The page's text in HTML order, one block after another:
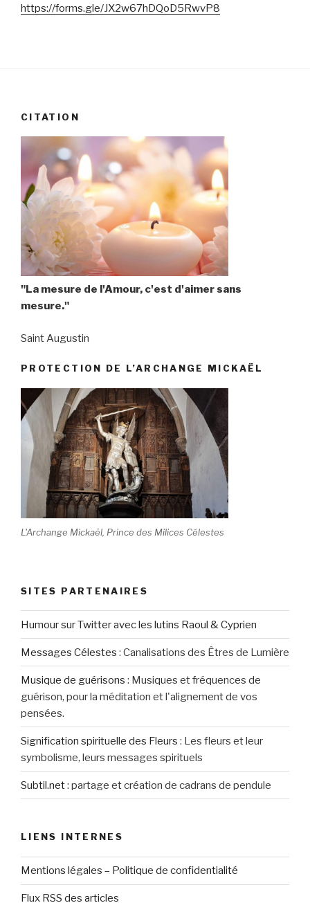
https://forms.gle/JX2w67hDQoD5RwvP8
CITATION
"La mesure de l'Amour, c'est d'aimer sans
mesure."
Saint Augustin
PROTECTION DE L’ARCHANGE MICKAËL
L'Archange Mickaël, Prince des Milices Célestes
SITES PARTENAIRES
Humour sur Twitter avec les lutins Raoul & Cyprien
Messages Célestes : Canalisations des Êtres de Lumière
Musique de guérisons : Musiques et fréquences de
guérison, pour la méditation et l'alignement de vos
pensées.
Signification spirituelle des Fleurs : Les fleurs et leur
symbolisme, leurs messages spirituels
Subtil.net: partage et création de cadrans de pendule
LIENS INTERNES
Mentions légales – Politique de confidentialité
Flux RSS des articles